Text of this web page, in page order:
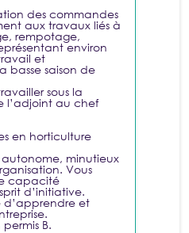
des commandes
aux travaux liés à
rempotage,
environ
et
basse saison de
sous la
l’adjoint au chef
en horticulture
minutieux
Vous
capacité
d’initiative.
d’apprendre et
B.